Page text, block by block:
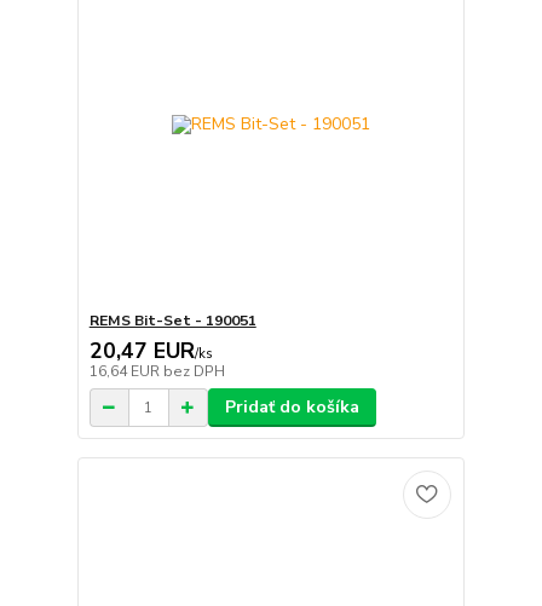
REMS Bit-Set - 190051
20,47 EUR/ks
16,64 EUR bez DPH
Pridať do košíka